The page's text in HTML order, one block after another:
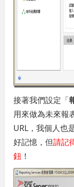
接著我們設定「
用來做為未來報
URL，我個人也
好記憶，但請記
鈕 ！